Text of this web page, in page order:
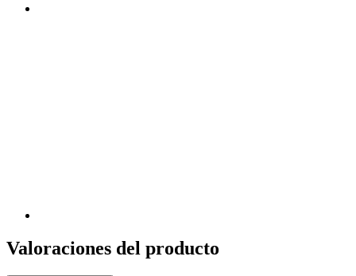
Valoraciones del producto